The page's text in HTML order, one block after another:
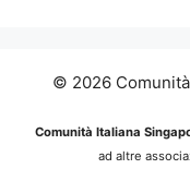
© 2026
Comunità Italiana
ad altre